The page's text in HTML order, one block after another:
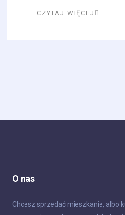
CZYTAJ WIĘCEJ
O nas
Chcesz sprzedać mieszkanie, albo